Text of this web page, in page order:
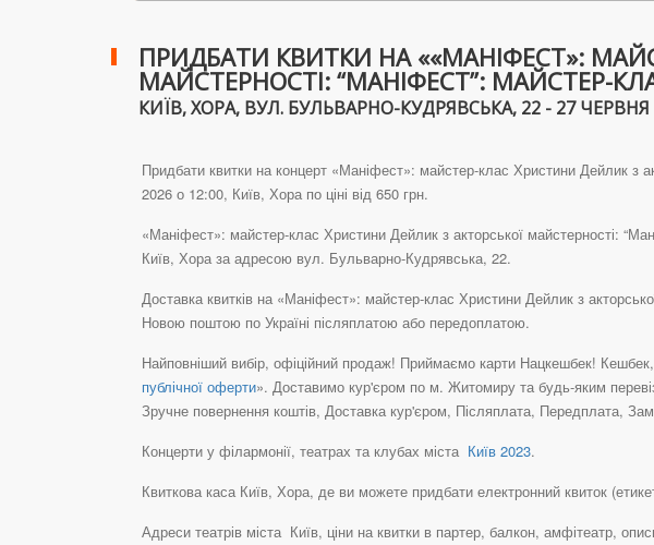
ПРИДБАТИ КВИТКИ НА ««МАНІФЕСТ»:
МАЙСТЕРНОСТІ: “МАНІФЕСТ”: МАЙСТЕР-
КИЇВ, ХОРА, ВУЛ. БУЛЬВАРНО-КУДРЯВСЬКА, 22 - 27 ЧЕРВНЯ
Придбати квитки на концерт «Маніфест»: майстер-клас Христини Дейлик з
2026 о 12:00, Київ, Хора по ціні від 650 грн.
«Маніфест»: майстер-клас Христини Дейлик з акторської майстерності:
Київ, Хора за адресою вул. Бульварно-Кудрявська, 22.
Доставка квитків на «Маніфест»: майстер-клас Христини Дейлик з
Новою поштою по Україні післяплатою або передоплатою.
Найповніший вибір, офіційний продаж! Приймаємо карти Нацкешбек!
публічної оферти». Доставимо кур'єром по м. Житомиру та будь-яким
Зручне повернення коштів, Доставка кур'єром, Післяплата, Передплата,
Концерти у філармонії, театрах та клубах міста Київ 2023.
Квиткова каса Київ, Хора, де ви можете придбати електронний квиток
Адреси театрів міста Київ, ціни на квитки в партер, балкон, амфітеатр,